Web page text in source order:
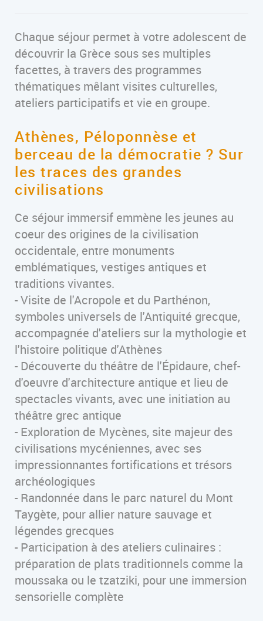
Chaque séjour permet à votre adolescent de
découvrir la Grèce sous ses multiples
facettes, à travers des programmes
thématiques mêlant visites culturelles,
ateliers participatifs et vie en groupe.
Athènes, Péloponnèse et
berceau de la démocratie ? Sur
les traces des grandes
civilisations
Ce séjour immersif emmène les jeunes au
coeur des origines de la civilisation
occidentale, entre monuments
emblématiques, vestiges antiques et
traditions vivantes.
- Visite de l'Acropole et du Parthénon,
symboles universels de l'Antiquité grecque,
accompagnée d'ateliers sur la mythologie et
l'histoire politique d'Athènes
- Découverte du théâtre de l'Épidaure, chef-
d'oeuvre d'architecture antique et lieu de
spectacles vivants, avec une initiation au
théâtre grec antique
- Exploration de Mycènes, site majeur des
civilisations mycéniennes, avec ses
impressionnantes fortifications et trésors
archéologiques
- Randonnée dans le parc naturel du Mont
Taygète, pour allier nature sauvage et
légendes grecques
- Participation à des ateliers culinaires :
préparation de plats traditionnels comme la
moussaka ou le tzatziki, pour une immersion
sensorielle complète